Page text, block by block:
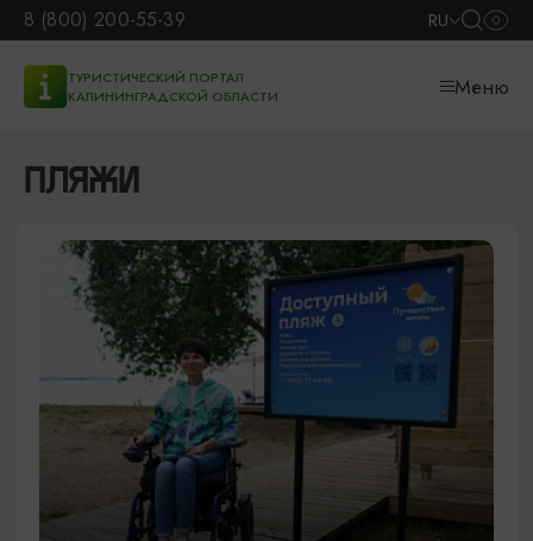
8 (800) 200-55-39 RU
ТУРИСТИЧЕСКИЙ ПОРТАЛ
КАЛИНИНГРАДСКОЙ ОБЛАСТИ
Меню
ПЛЯЖИ